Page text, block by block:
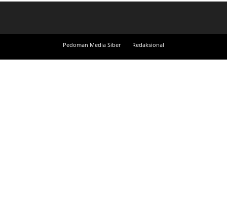
Pedoman Media Siber Redaksional